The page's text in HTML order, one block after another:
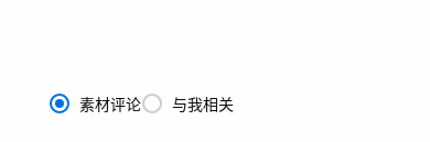
素材评论 与我相关